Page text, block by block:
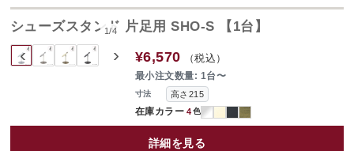
‹ ›
1/4
シューズスタンド 片足用 SHO-S 【1台】
寸法 高さ215
在庫カラー 4色
¥6,570 （税込）
最小注文数量: 1台〜
詳細を見る